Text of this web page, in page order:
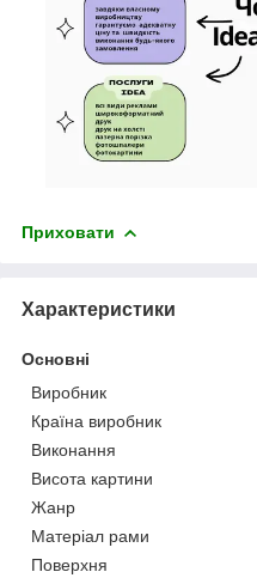
Приховати
Характеристики
Основні
Виробник
Країна виробник
Виконання
Висота картини
Жанр
Матеріал рами
Поверхня